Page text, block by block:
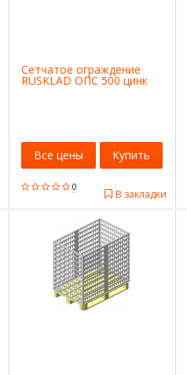
Сетчатое ограждение
RUSKLAD ОПС 500 цинк
0
В закладки
Все цены Купить